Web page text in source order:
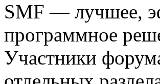
SMF — лучшее,
программное
Участники